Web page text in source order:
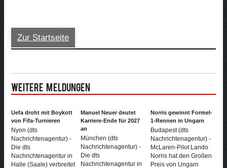
Zur Startseite
Weitere Meldungen
Uefa droht mit Boykott
von Fifa-Turnieren
Nyon (dts
Nachrichtenagentur) -
Die dts
Nachrichtenagentur in
Halle (Saale) verbreitet
Manuel Neuer deutet
Karriere-Ende für 2027
an
München (dts
Nachrichtenagentur) -
Die dts
Nachrichtenagentur in
Norris gewinnt Formel-
1-Rennen in Ungarn
Budapest (dts
Nachrichtenagentur) -
McLaren-Pilot Lando
Norris hat den Großen
Preis von Ungarn